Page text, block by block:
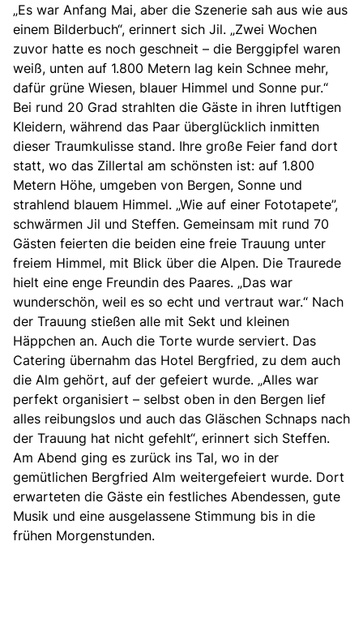
„Es war Anfang Mai, aber die Szenerie sah aus wie aus
einem Bilderbuch“, erinnert sich Jil. „Zwei Wochen
zuvor hatte es noch geschneit – die Berggipfel waren
weiß, unten auf 1.800 Metern lag kein Schnee mehr,
dafür grüne Wiesen, blauer Himmel und Sonne pur.“
Bei rund 20 Grad strahlten die Gäste in ihren lutftigen
Kleidern, während das Paar überglücklich inmitten
dieser Traumkulisse stand. Ihre große Feier fand dort
statt, wo das Zillertal am schönsten ist: auf 1.800
Metern Höhe, umgeben von Bergen, Sonne und
strahlend blauem Himmel. „Wie auf einer Fototapete”,
schwärmen Jil und Steffen. Gemeinsam mit rund 70
Gästen feierten die beiden eine freie Trauung unter
freiem Himmel, mit Blick über die Alpen. Die Traurede
hielt eine enge Freundin des Paares. „Das war
wunderschön, weil es so echt und vertraut war.“ Nach
der Trauung stießen alle mit Sekt und kleinen
Häppchen an. Auch die Torte wurde serviert. Das
Catering übernahm das Hotel Bergfried, zu dem auch
die Alm gehört, auf der gefeiert wurde. „Alles war
perfekt organisiert – selbst oben in den Bergen lief
alles reibungslos und auch das Gläschen Schnaps nach
der Trauung hat nicht gefehlt“, erinnert sich Steffen.
Am Abend ging es zurück ins Tal, wo in der
gemütlichen Bergfried Alm weitergefeiert wurde. Dort
erwarteten die Gäste ein festliches Abendessen, gute
Musik und eine ausgelassene Stimmung bis in die
frühen Morgenstunden.